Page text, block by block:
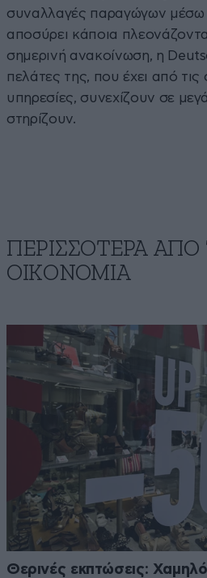
συναλλαγές παραγώγων μέσω
αποσύρει κάποια
σημερινή ανακοίνωση, η
πελάτες της, που έχει από τις
υπηρεσίες, συνεχίζουν σε
στηρίζουν.
ΠΕΡΙΣΣΟΤΕΡΑ
ΟΙΚΟΝΟΜΙΑ
Θερινές εκπτώσεις: